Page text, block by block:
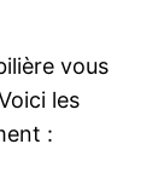
vous
les
: